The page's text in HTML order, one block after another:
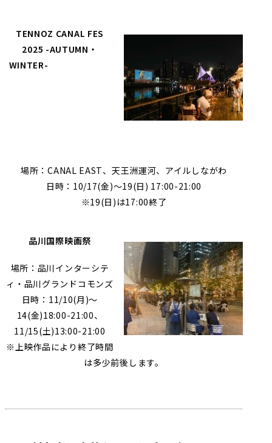
TENNOZ CANAL FES
2025 -AUTUMN・
WINTER-
場所：CANAL EAST、天王洲運河、アイルしながわ
日時：10/17(金)～19(日) 17:00-21:00
※19(日)は17:00終了
品川国際映画祭
場所：品川インターシテ
ィ・品川グランドコモンズ
日時：11/10(月)〜
14(金)18:00-21:00、
11/15(土)13:00-21:00
※上映作品により終了時間
は多少前後します。